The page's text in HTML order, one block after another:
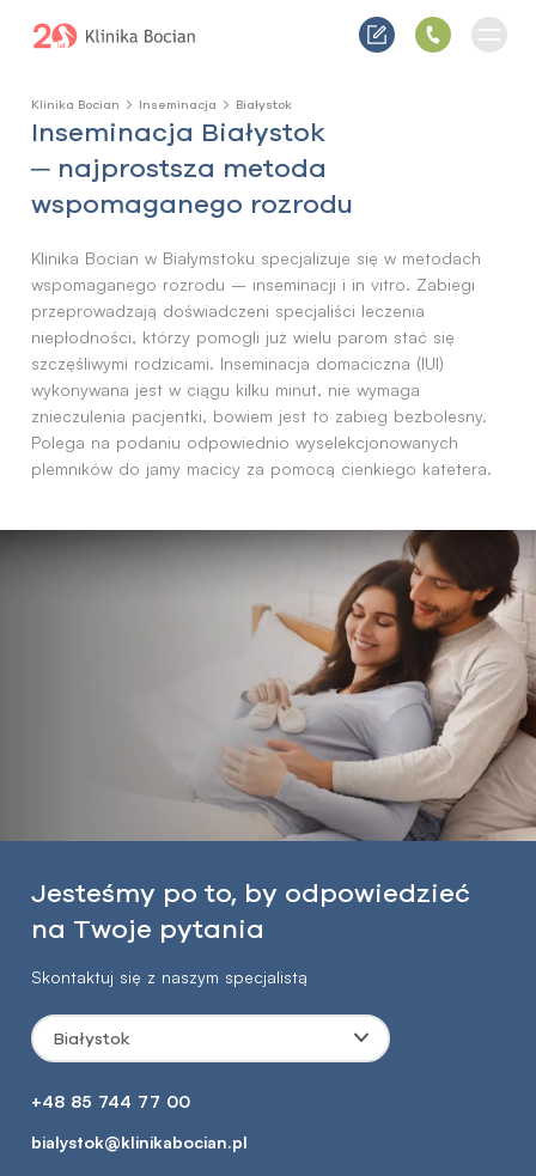
Klinika Bocian Inseminacja Białystok
Inseminacja Białystok
─ najprostsza metoda
wspomaganego rozrodu
Klinika Bocian w Białymstoku specjalizuje się w metodach
wspomaganego rozrodu – inseminacji i in vitro. Zabiegi
przeprowadzają doświadczeni specjaliści leczenia
niepłodności, którzy pomogli już wielu parom stać się
szczęśliwymi rodzicami. Inseminacja domaciczna (IUI)
wykonywana jest w ciągu kilku minut, nie wymaga
znieczulenia pacjentki, bowiem jest to zabieg bezbolesny.
Polega na podaniu odpowiednio wyselekcjonowanych
plemników do jamy macicy za pomocą cienkiego katetera.
Jesteśmy po to, by odpowiedzieć
na Twoje pytania
Skontaktuj się z naszym specjalistą
Białystok
+48 85 744 77 00
bialystok@klinikabocian.pl